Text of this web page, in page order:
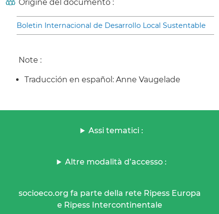
Origine del documento :
Boletin Internacional de Desarrollo Local Sustentable
Note :
Traducción en español: Anne Vaugelade
Assi tematici :
Altre modalità d’accesso :
socioeco.org fa parte della rete Ripess Europa
e Ripess Intercontinentale